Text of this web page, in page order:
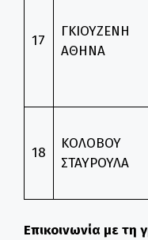
17
ΓΚΙΟΥΖΕΝΗ
ΑΘΗΝΑ
18
ΚΟΛΟΒΟΥ
ΣΤΑΥΡΟΥΛΑ
Επικοινωνία με